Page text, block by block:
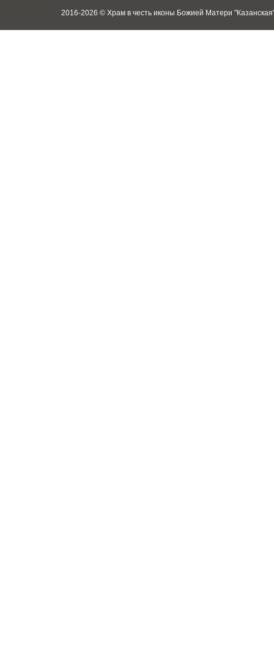
2016-2026 © Храм в честь иконы Божией Матери